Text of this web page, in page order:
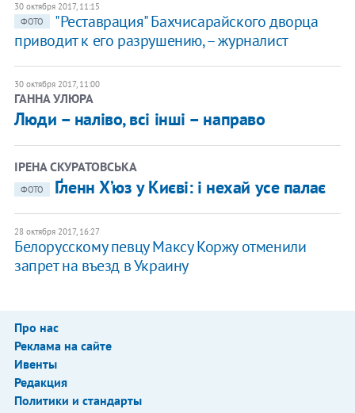
30 октября 2017, 11:15
ФОТО
"Реставрация" Бахчисарайского дворца
приводит к его разрушению, – журналист
30 октября 2017, 11:00
ГАННА УЛЮРА
​Люди – наліво, всі інші – направо
ІРЕНА СКУРАТОВСЬКА
ФОТО Ґленн Х’юз у Києві: і нехай усе палає
28 октября 2017, 16:27
Белорусскому певцу Максу Коржу отменили
запрет на въезд в Украину
Про нас
Реклама на сайте
Ивенты
Редакция
Политики и стандарты